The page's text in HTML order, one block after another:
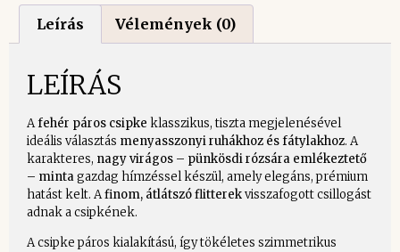
Leírás Vélemények (0)
LEÍRÁS
Afehér páros csipke klasszikus, tiszta megjelenésével
ideális választás menyasszonyi ruhákhoz és fátylakhoz. A
karakteres, nagy virágos – pünkösdi rózsára emlékeztető
– mintagazdag hímzéssel készül, amely elegáns, prémium
hatást kelt. Afinom, átlátszó flitterekvisszafogott csillogást
adnak a csipkének.
A csipke páros kialakítású, így tökéletes szimmetrikus